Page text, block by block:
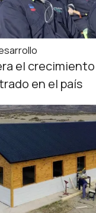
el
en el país